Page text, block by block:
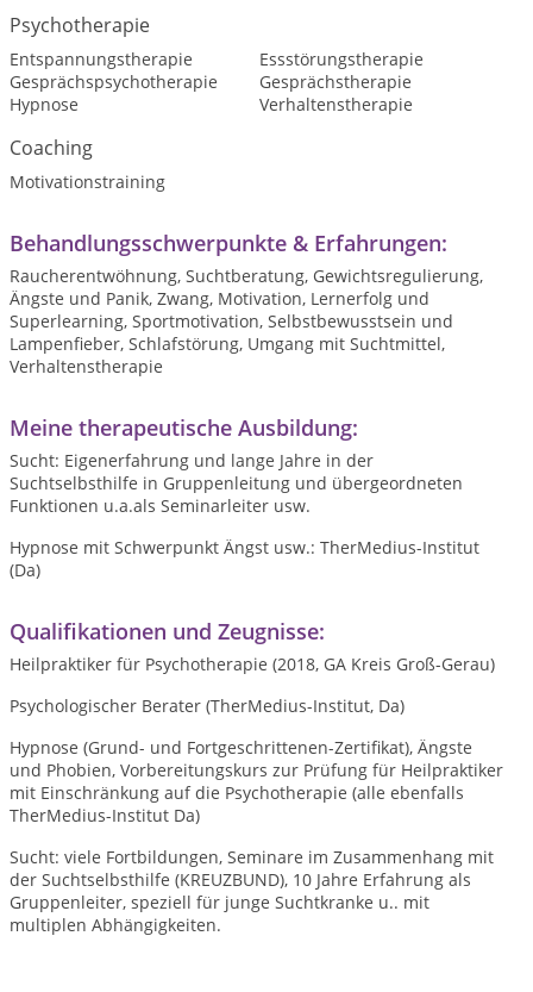
Psychotherapie
Entspannungstherapie
Essstörungstherapie
Gesprächspsychotherapie
Gesprächstherapie
Hypnose
Verhaltenstherapie
Coaching
Motivationstraining
Behandlungsschwerpunkte & Erfahrungen:
Raucherentwöhnung, Suchtberatung, Gewichtsregulierung,
Ängste und Panik, Zwang, Motivation, Lernerfolg und
Superlearning, Sportmotivation, Selbstbewusstsein und
Lampenfieber, Schlafstörung, Umgang mit Suchtmittel,
Verhaltenstherapie
Meine therapeutische Ausbildung:
Sucht: Eigenerfahrung und lange Jahre in der
Suchtselbsthilfe in Gruppenleitung und übergeordneten
Funktionen u.a.als Seminarleiter usw.
Hypnose mit Schwerpunkt Ängst usw.: TherMedius-Institut
(Da)
Qualifikationen und Zeugnisse:
Heilpraktiker für Psychotherapie (2018, GA Kreis Groß-Gerau)
Psychologischer Berater (TherMedius-Institut, Da)
Hypnose (Grund- und Fortgeschrittenen-Zertifikat), Ängste
und Phobien, Vorbereitungskurs zur Prüfung für Heilpraktiker
mit Einschränkung auf die Psychotherapie (alle ebenfalls
TherMedius-Institut Da)
Sucht: viele Fortbildungen, Seminare im Zusammenhang mit
der Suchtselbsthilfe (KREUZBUND), 10 Jahre Erfahrung als
Gruppenleiter, speziell für junge Suchtkranke u.. mit
multiplen Abhängigkeiten.